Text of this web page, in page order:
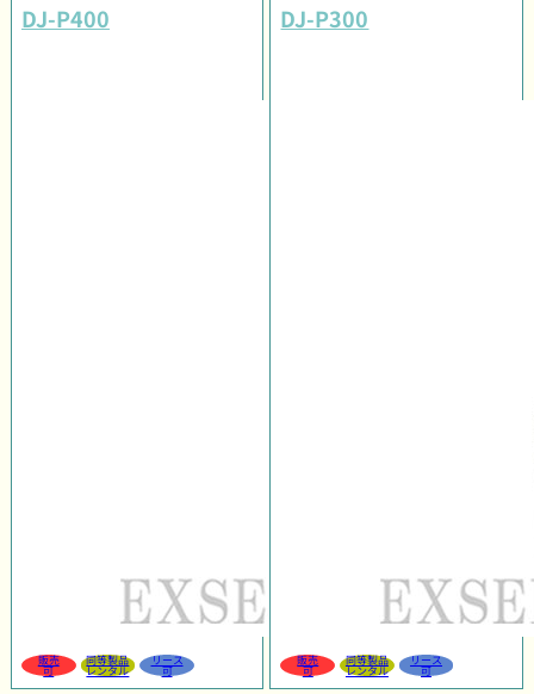
DJ-P400
販売
可
同等製品
レンタル
リース
可
DJ-P300
販売
可
同等製品
レンタル
リース
可